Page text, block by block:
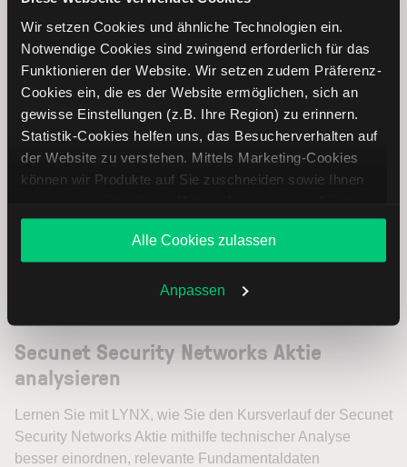
Wir setzen Cookies und ähnliche Technologien ein.
Notwendige Cookies sind zwingend erforderlich für das
Funktionieren der Website. Wir setzen zudem Präferenz-
Cookies ein, die es der Website ermöglichen, sich an
gewisse Einstellungen (z.B. Ihre Region) zu erinnern.
Statistik-Cookies helfen uns, das Besucherverhalten auf
der Website zu verstehen. Mittels Marketing-Cookies
können wir Produkte auf Sie zuschneiden sowie Ihnen
Angebote unterbreiten. Sie entscheiden, welche Cookies
Sie zulassen oder ablehnen. Ihre Entscheidung können
Sie jederzeit in denCookie-Einstellungenändern.
Weitere Infos auch in unsererDatenschutzerklärung
Alle Cookies zulassen
Anpassen
Secunet Security Networks Aktie
analysieren
Lernen Sie mit LYNX, wie Sie den Kursverlauf der Secunet
Security Networks Aktie mithilfe technischer Analyse
besser einordnen, relevante Fundamentaldaten